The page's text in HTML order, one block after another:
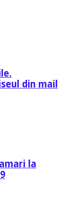
din mail
la